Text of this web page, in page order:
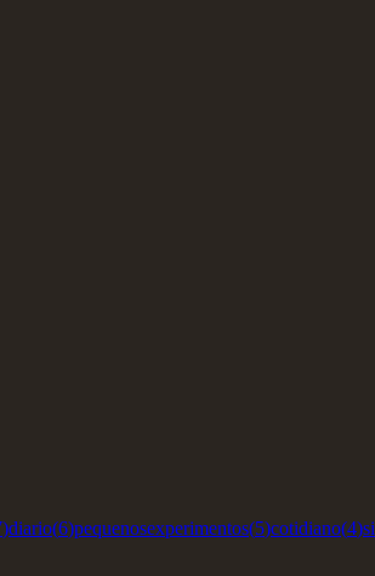
)diario(6)pequenosexperimentos(5)cotidiano(4)